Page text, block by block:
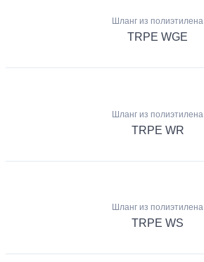
Шланг из полиэтилена
TRPE WGE
Шланг из полиэтилена
TRPE WR
Шланг из полиэтилена
TRPE WS